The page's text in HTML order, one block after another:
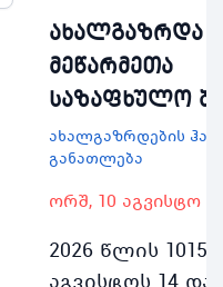
ახალგაზრდა
მეწარმეთა
საზაფხულო
ახალგაზრდების
განათლება
ორშ, 10 აგვისტო
2026 წლის 1015
აგვისტოს 14